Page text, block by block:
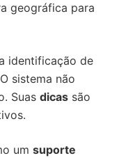
geográfica para
identificação de
sistema não
Suas dicas são
um suporte